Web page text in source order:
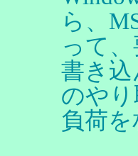
ら、
って
書き
のや
負荷